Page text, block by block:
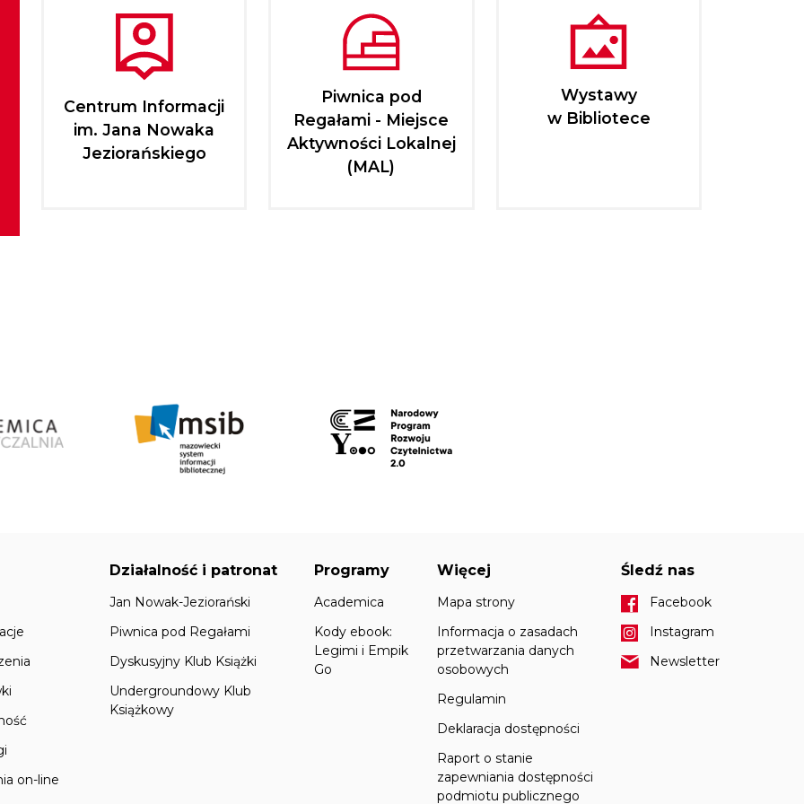
Centrum Informacji
im. Jana Nowaka
Jeziorańskiego
Piwnica pod
Regałami - Miejsce
Aktywności Lokalnej
(MAL)
Wystawy
w Bibliotece
on-line
Działalność i patronat
Jan Nowak-Jeziorański
Piwnica pod Regałami
Dyskusyjny Klub Książki
Undergroundowy Klub
Książkowy
Programy
Academica
Kody ebook:
Legimi i Empik
Go
Więcej
Mapa strony
Informacja o zasadach
przetwarzania danych
osobowych
Regulamin
Deklaracja dostępności
Raport o stanie
zapewniania dostępności
podmiotu publicznego
Śledź nas
Facebook
Instagram
Newsletter